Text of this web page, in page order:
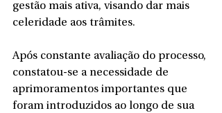
gestão mais ativa, visando dar mais
celeridade aos trâmites.
Após constante avaliação do processo,
constatou-se a necessidade de
aprimoramentos importantes que
foram introduzidos ao longo de sua